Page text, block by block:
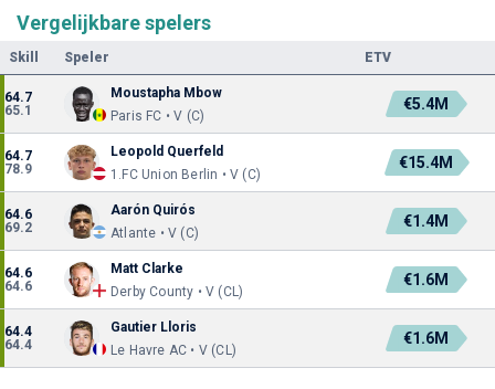
Vergelijkbare spelers
Skill Speler ETV
64.7
65.1
Moustapha Mbow
Paris FC • V (C)
€5.4M
64.7
78.9
Leopold Querfeld
1.FC Union Berlin • V (C)
€15.4M
64.6
69.2
Aarón Quirós
Atlante • V (C)
€1.4M
64.6
64.6
Matt Clarke
Derby County • V (CL)
€1.6M
64.4
64.4
Gautier Lloris
Le Havre AC • V (CL)
€1.6M